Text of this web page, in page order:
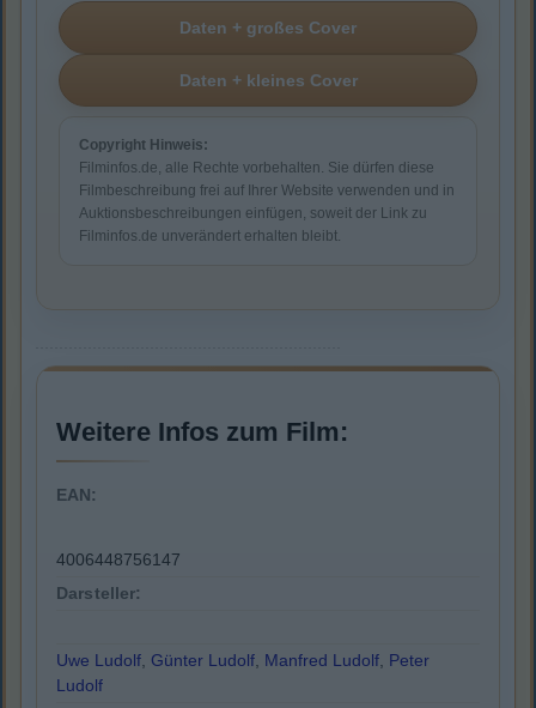
Copyright Hinweis:
Filminfos.de, alle Rechte vorbehalten. Sie dürfen diese
Filmbeschreibung frei auf Ihrer Website verwenden und in
Auktionsbeschreibungen einfügen, soweit der Link zu
Filminfos.de unverändert erhalten bleibt.
Weitere Infos zum Film:
EAN:
4006448756147
Darsteller:
Uwe Ludolf, Günter Ludolf, Manfred Ludolf, Peter
Ludolf